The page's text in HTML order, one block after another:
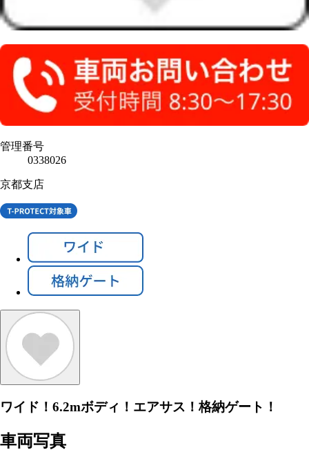
管理番号
0338026
京都支店
ワイド！6.2mボディ！エアサス！格納ゲート！
車両写真